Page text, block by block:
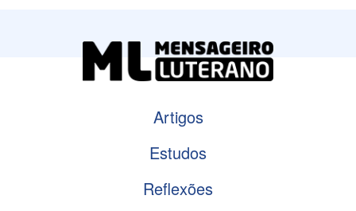
Artigos
Estudos
Reflexões